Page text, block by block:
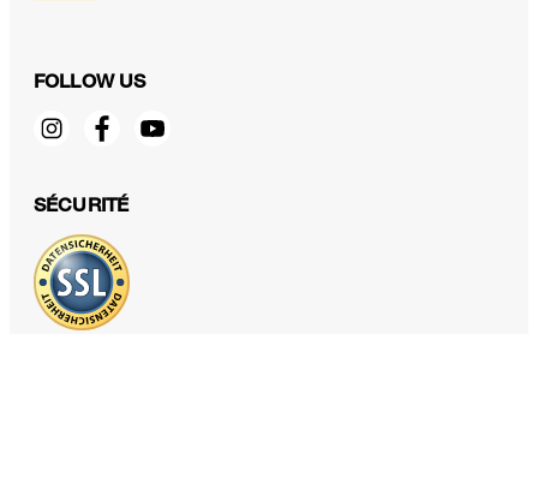
FOLLOW US
SÉCURITÉ